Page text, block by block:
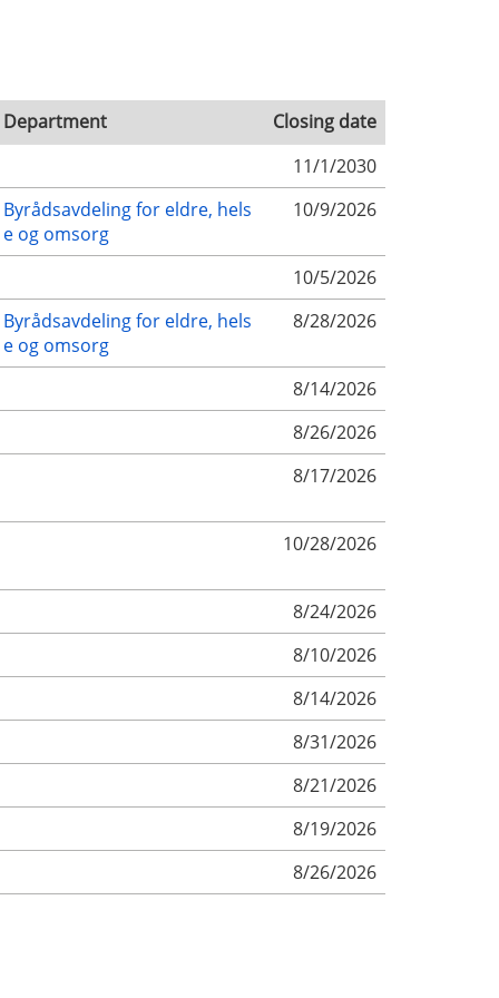
Department
Closing date
11/1/2030
Byrådsavdeling for eldre, hels
e og omsorg
10/9/2026
10/5/2026
Byrådsavdeling for eldre, hels
e og omsorg
8/28/2026
8/14/2026
8/26/2026
8/17/2026
10/28/2026
8/24/2026
8/10/2026
8/14/2026
8/31/2026
8/21/2026
8/19/2026
8/26/2026